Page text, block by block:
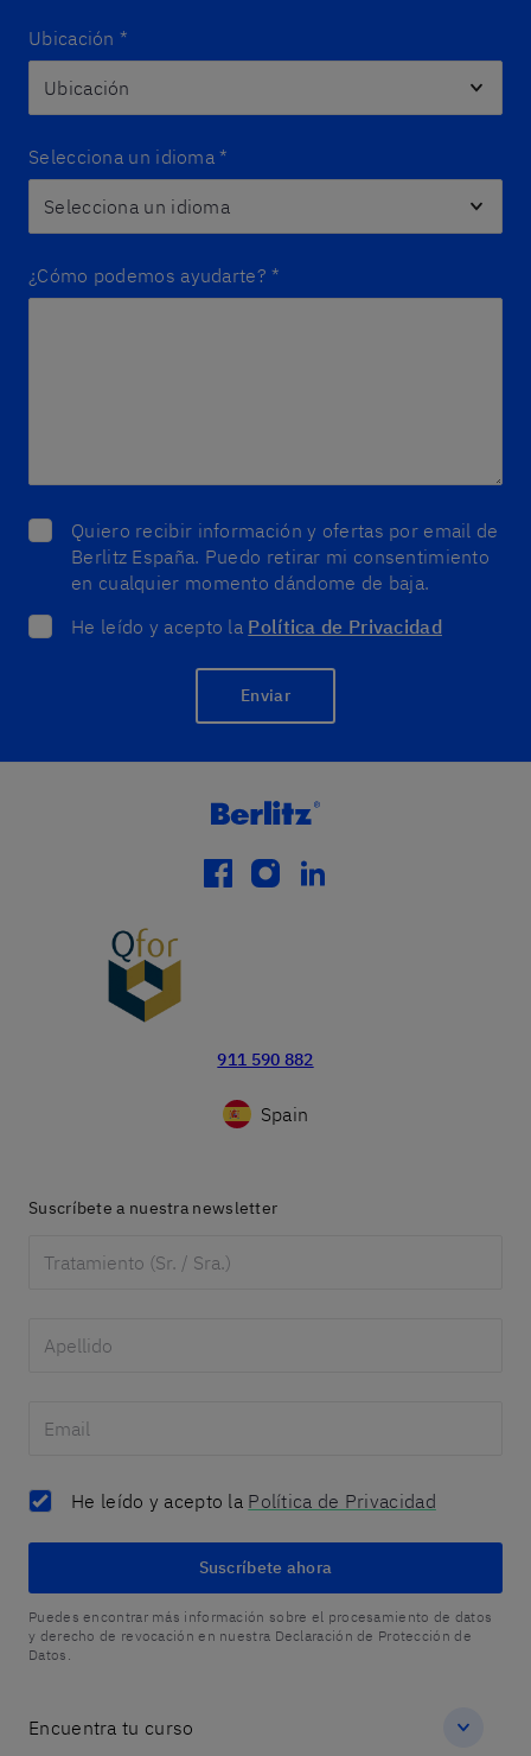
Ubicación *
Selecciona un idioma *
¿Cómo podemos ayudarte? *
Quiero recibir información y ofertas por email de
Berlitz España. Puedo retirar mi consentimiento
en cualquier momento dándome de baja.
He leído y acepto la Política de Privacidad
Enviar
facebook
instagram
linkedin
911 590 882
Spain
Suscríbete a nuestra newsletter
He leído y acepto la Política de Privacidad
Suscríbete ahora
Puedes encontrar más información sobre el procesamiento de datos
y derecho de revocación en nuestra Declaración de Protección de
Datos.
Encuentra tu curso